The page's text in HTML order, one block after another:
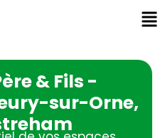
& Fils -
sur-Orne,